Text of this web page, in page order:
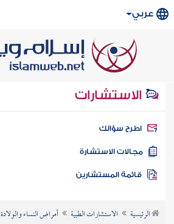
عربي
الاستشارات
سؤالك
الاستشارة
الرئيسية الاستشارات الطبية أمراض النساء والولادة